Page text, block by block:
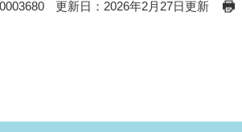
更新日：2026年2月27日更新